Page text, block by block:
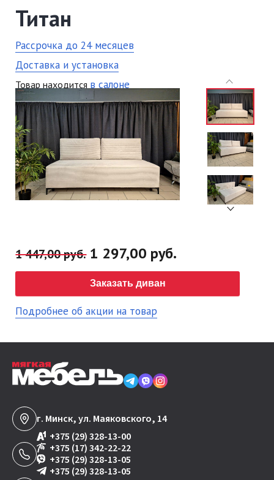
Титан
Рассрочка до 24 месяцев
Доставка и установка
Товар находится в салоне
1 447,00 руб.1 297,00 руб.
Заказать диван
Подробнее об акции на товар
г. Минск, ул. Маяковского, 14
+375 (29) 328-13-00
+375 (17) 342-22-22
+375 (29) 328-13-05
+375 (29) 328-13-05